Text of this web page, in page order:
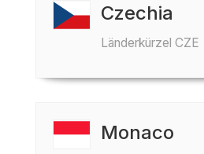
Czechia
Länderkürzel CZE
Monaco